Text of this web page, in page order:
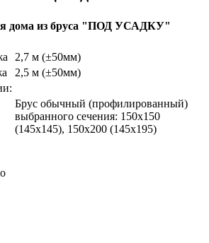
дома из бруса "ПОД УСАДКУ"
2,7 м (±50мм)
2,5 м (±50мм)
Брус обычный (профилированный)
выбранного сечения: 150х150
(145х145), 150х200 (145х195)